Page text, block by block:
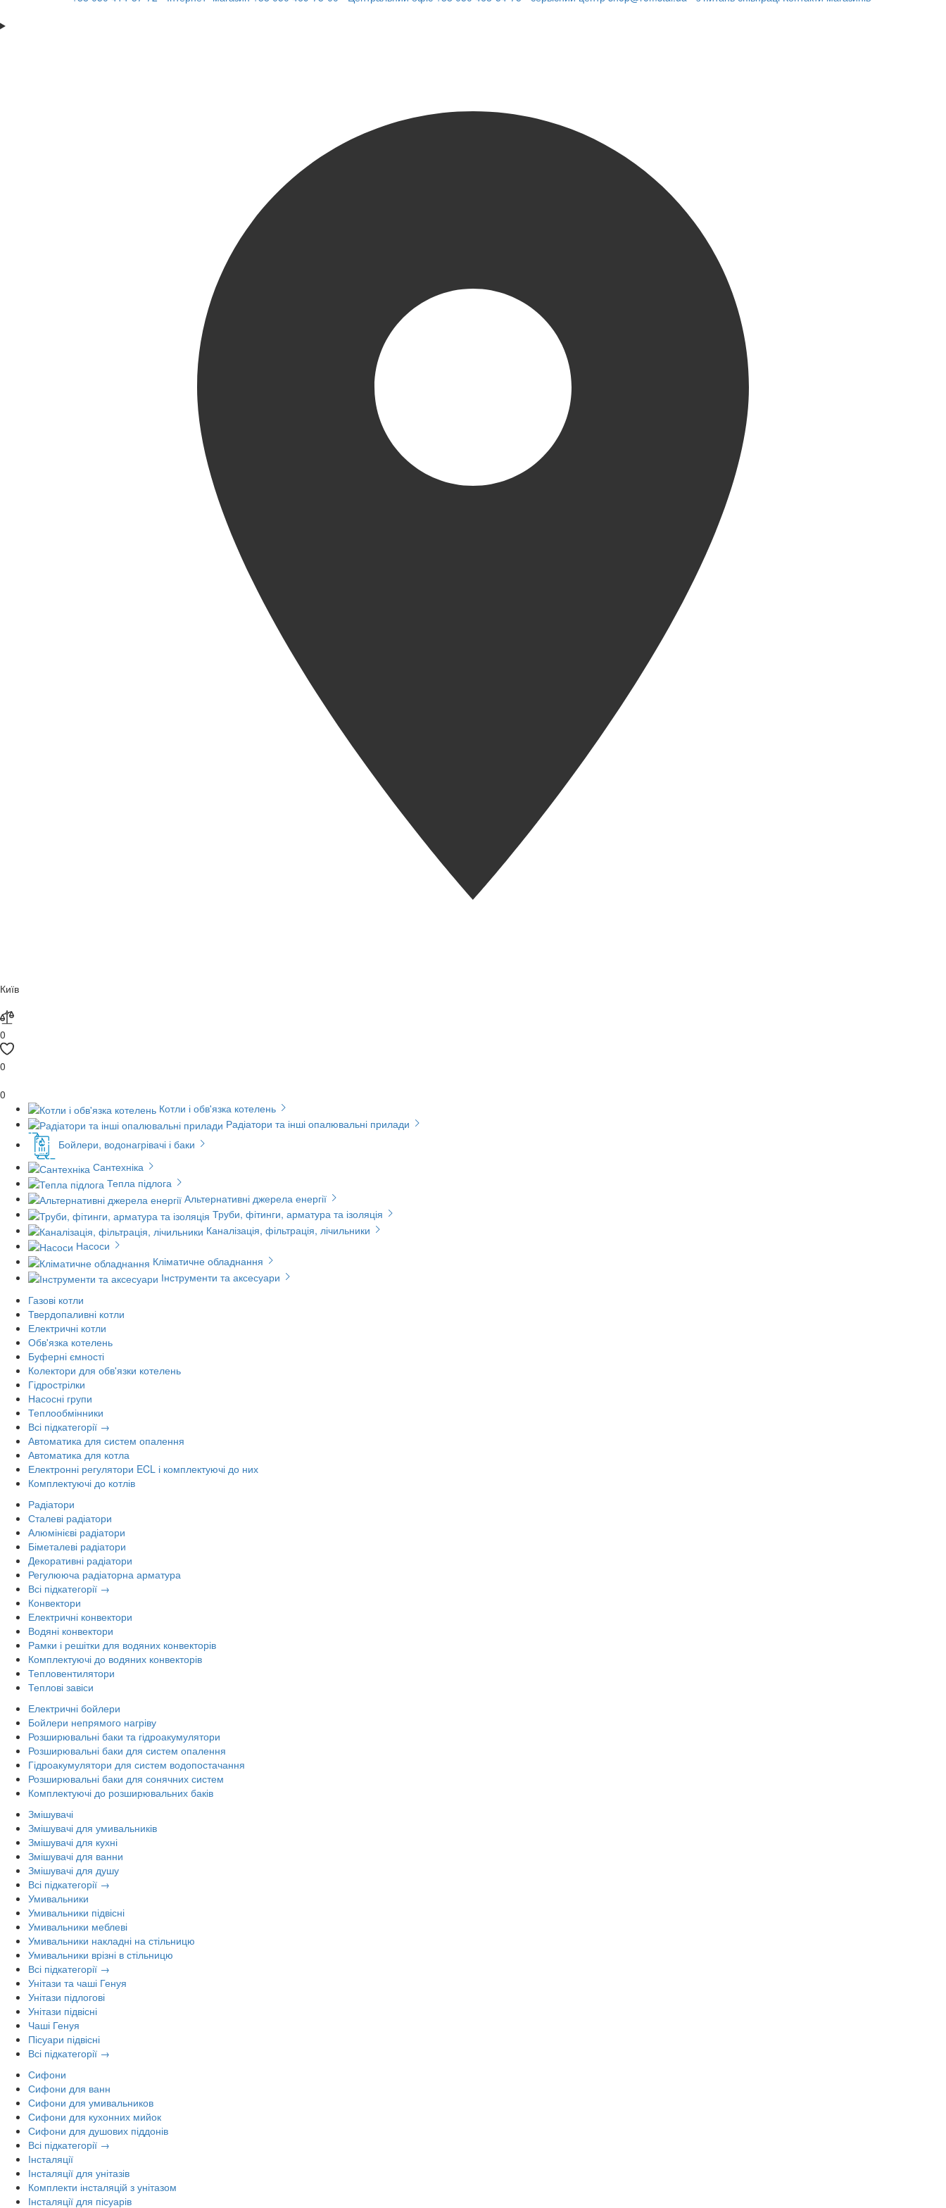
Київ
0
0
0
Котли і обв'язка котелень
Радіатори та інші опалювальні прилади
Бойлери, водонагрівачі і баки
Сантехніка
Тепла підлога
Альтернативні джерела енергії
Труби, фітинги, арматура та ізоляція
Каналізація, фільтрація, лічильники
Насоси
Кліматичне обладнання
Інструменти та аксесуари
Газові котли
Твердопаливні котли
Електричні котли
Обв'язка котелень
Буферні ємності
Колектори для обв'язки котелень
Гідрострілки
Насосні групи
Теплообмінники
Всі підкатегорії →
Автоматика для систем опалення
Автоматика для котла
Електронні регулятори ECL і комплектуючі до них
Комплектуючі до котлів
Радіатори
Сталеві радіатори
Алюмінієві радіатори
Біметалеві радіатори
Декоративні радіатори
Регулююча радіаторна арматура
Всі підкатегорії →
Конвектори
Електричні конвектори
Водяні конвектори
Рамки і решітки для водяних конвекторів
Комплектуючі до водяних конвекторів
Тепловентилятори
Теплові завіси
Електричні бойлери
Бойлери непрямого нагріву
Розширювальні баки та гідроакумулятори
Розширювальні баки для систем опалення
Гідроакумулятори для систем водопостачання
Розширювальні баки для сонячних систем
Комплектуючі до розширювальних баків
Змішувачі
Змішувачі для умивальників
Змішувачі для кухні
Змішувачі для ванни
Змішувачі для душу
Всі підкатегорії →
Умивальники
Умивальники підвісні
Умивальники меблеві
Умивальники накладні на стільницю
Умивальники врізні в стільницю
Всі підкатегорії →
Унітази та чаші Генуя
Унітази підлогові
Унітази підвісні
Чаші Генуя
Пісуари підвісні
Всі підкатегорії →
Сифони
Сифони для ванн
Сифони для умивальников
Сифони для кухонних мийок
Сифони для душових піддонів
Всі підкатегорії →
Інсталяції
Інсталяції для унітазів
Комплекти інсталяцій з унітазом
Інсталяції для пісуарів